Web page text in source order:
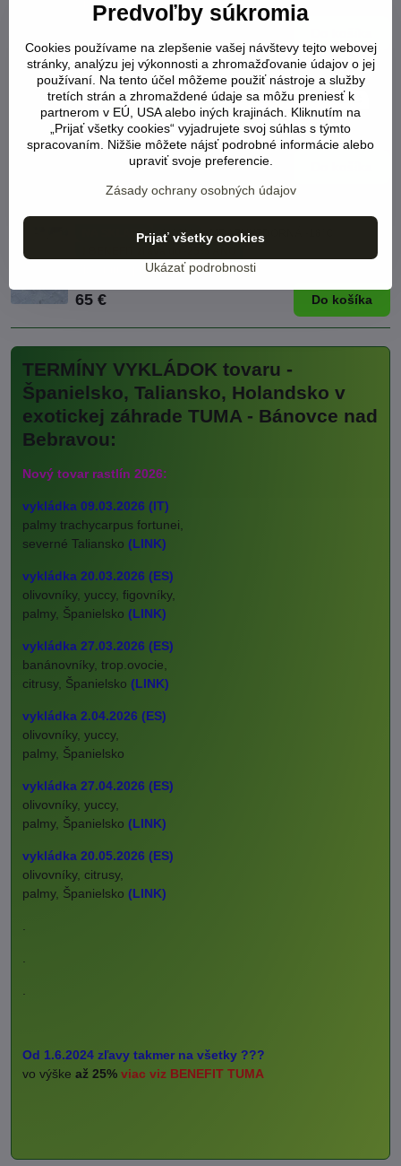
Viď status produktu
Yucca Brevifolia - 10ks semien
NA SKLADE + DARČEK !
MRAZUVZDORNÁ -23°C
! BENEFIT zľava do -25% ÁNO
2023
Viď status produktu
Yucca Rostrata výška 50-60cm
NA SKLADE AKCIA
MRAZUVZDORNÁ -18°C
Viď status produktu
65 € Do košíka
TERMÍNY VYKLÁDOK tovaru -
Španielsko, Taliansko, Holandsko v
exotickej záhrade TUMA - Bánovce nad
Bebravou:
Nový tovar rastlín 2026:
vykládka 09.03.2026 (IT)
palmy trachycarpus fortunei,
severné Taliansko (LINK)
vykládka 20.03.2026 (ES)
olivovníky, yuccy, figovníky,
palmy, Španielsko (LINK)
vykládka 27.03.2026 (ES)
banánovníky, trop.ovocie,
citrusy, Španielsko (LINK)
vykládka 2.04.2026 (ES)
olivovníky, yuccy,
palmy, Španielsko
vykládka 27.04.2026 (ES)
olivovníky, yuccy,
palmy, Španielsko (LINK)
vykládka 20.05.2026 (ES)
olivovníky, citrusy,
palmy, Španielsko (LINK)
.
.
.
Od 1.6.2024 zľavy takmer na všetky ???
vo výške až 25% viac viz BENEFIT TUMA
Predvoľby súkromia
Cookies používame na zlepšenie vašej návštevy tejto webovej
stránky, analýzu jej výkonnosti a zhromažďovanie údajov o jej
používaní. Na tento účel môžeme použiť nástroje a služby
tretích strán a zhromaždené údaje sa môžu preniesť k
partnerom v EÚ, USA alebo iných krajinách. Kliknutím na
„Prijať všetky cookies“ vyjadrujete svoj súhlas s týmto
spracovaním. Nižšie môžete nájsť podrobné informácie alebo
upraviť svoje preferencie.
Zásady ochrany osobných údajov
Ukázať podrobnosti
Prijať všetky cookies